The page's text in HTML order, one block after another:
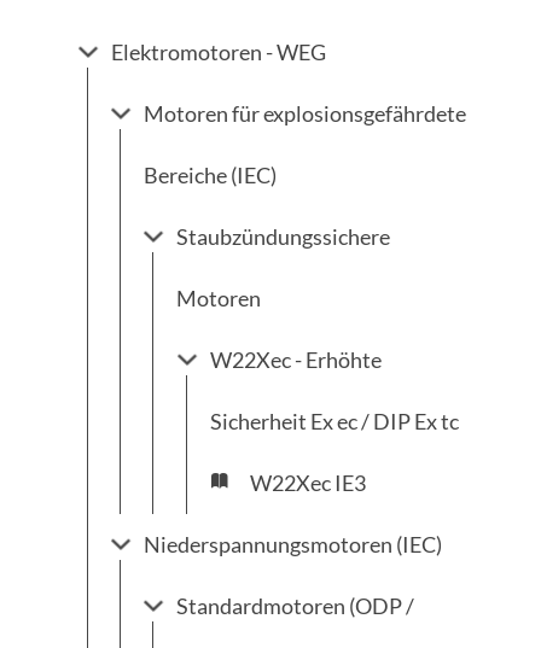
Elektromotoren - WEG
Motoren für explosionsgefährdete
Bereiche (IEC)
Staubzündungssichere
Motoren
W22Xec - Erhöhte
Sicherheit Ex ec / DIP Ex tc
W22Xec IE3
Niederspannungsmotoren (IEC)
Standardmotoren (ODP /